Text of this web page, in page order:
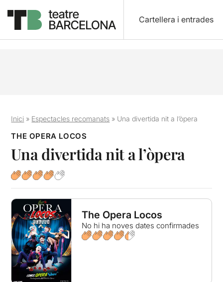
Cartellera i entrades
Inici » Espectacles recomanats » Una divertida nit a l’òpera
THE OPERA LOCOS
Una divertida nit a l’òpera
The Opera Locos
No hi ha noves dates confirmades